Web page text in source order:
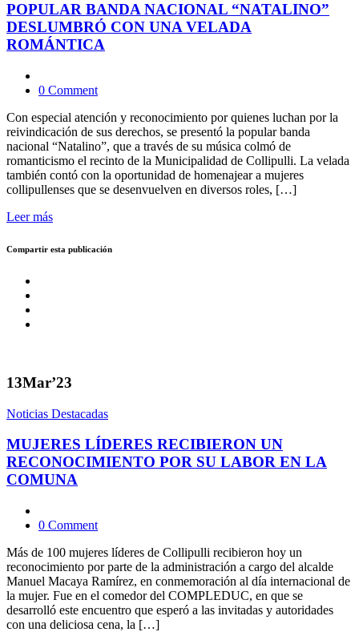
POPULAR BANDA NACIONAL “NATALINO”
DESLUMBRÓ CON UNA VELADA
ROMÁNTICA
0 Comment
Con especial atención y reconocimiento por quienes luchan por la
reivindicación de sus derechos, se presentó la popular banda
nacional “Natalino”, que a través de su música colmó de
romanticismo el recinto de la Municipalidad de Collipulli. La velada
también contó con la oportunidad de homenajear a mujeres
collipullenses que se desenvuelven en diversos roles, […]
Leer más
Compartir esta publicación
13Mar’23
Noticias Destacadas
MUJERES LÍDERES RECIBIERON UN
RECONOCIMIENTO POR SU LABOR EN LA
COMUNA
0 Comment
Más de 100 mujeres líderes de Collipulli recibieron hoy un
reconocimiento por parte de la administración a cargo del alcalde
Manuel Macaya Ramírez, en conmemoración al día internacional de
la mujer. Fue en el comedor del COMPLEDUC, en que se
desarrolló este encuentro que esperó a las invitadas y autoridades
con una deliciosa cena, la […]